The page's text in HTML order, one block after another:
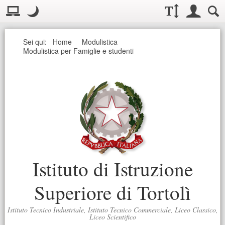
Visualizzazione:
Layout normale. Passa alla modalità desktop
Modo notte
Modo notte: questa modalità imposta un basso contrasto.
Casella
Dimensioni testo:
Accesso
Seguici
Sei qui: Home
Modulistica
Modulistica per Famiglie e studenti
Istituto di Istruzione
Superiore di Tortolì
Istituto Tecnico Industriale, Istituto Tecnico Commerciale, Liceo Classico,
Liceo Scientifico